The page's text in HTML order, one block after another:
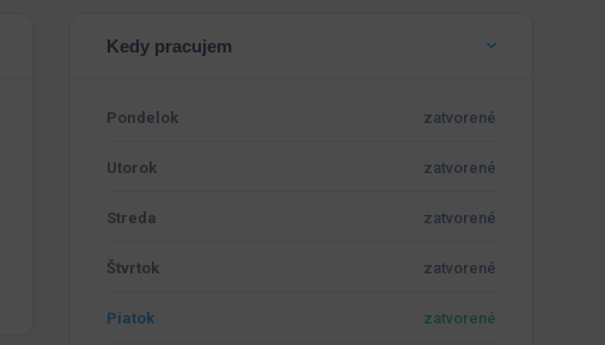
Kedy pracujem
Pondelok zatvorené
Utorok zatvorené
Streda zatvorené
Štvrtok zatvorené
Piatok zatvorené